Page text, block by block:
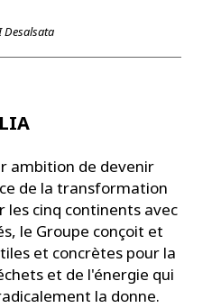
Desalsata
ambition de devenir
de la transformation
les cinq continents avec
le Groupe conçoit et
et concrètes pour la
et de l'énergie qui
la donne.